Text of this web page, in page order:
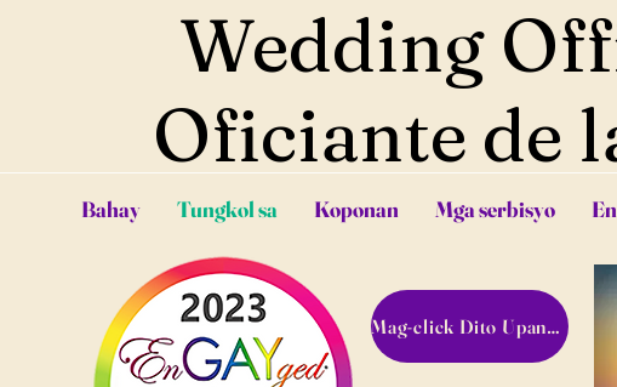
Bahay Tungkol sa Koponan Mga serbisyo
Wedding
Oficiante de
Mag-click Dito Upang Mag-book!!